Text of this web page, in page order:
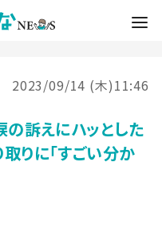
2023/09/14 (木)11:46
の訴えにハッとした
りに「すごい分か